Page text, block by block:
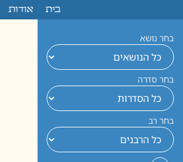
בית אודות
בחר נושא
בחר סדרה
בחר רב